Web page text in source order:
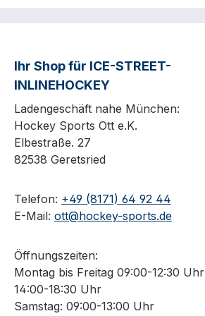
Ihr Shop für ICE-STREET-
INLINEHOCKEY
Ladengeschäft nahe München:
Hockey Sports Ott e.K.
Elbestraße. 27
82538 Geretsried
Telefon: +49 (8171) 64 92 44
E-Mail: ott@hockey-sports.de
Öffnungszeiten:
Montag bis Freitag 09:00-12:30 Uhr
14:00-18:30 Uhr
Samstag: 09:00-13:00 Uhr